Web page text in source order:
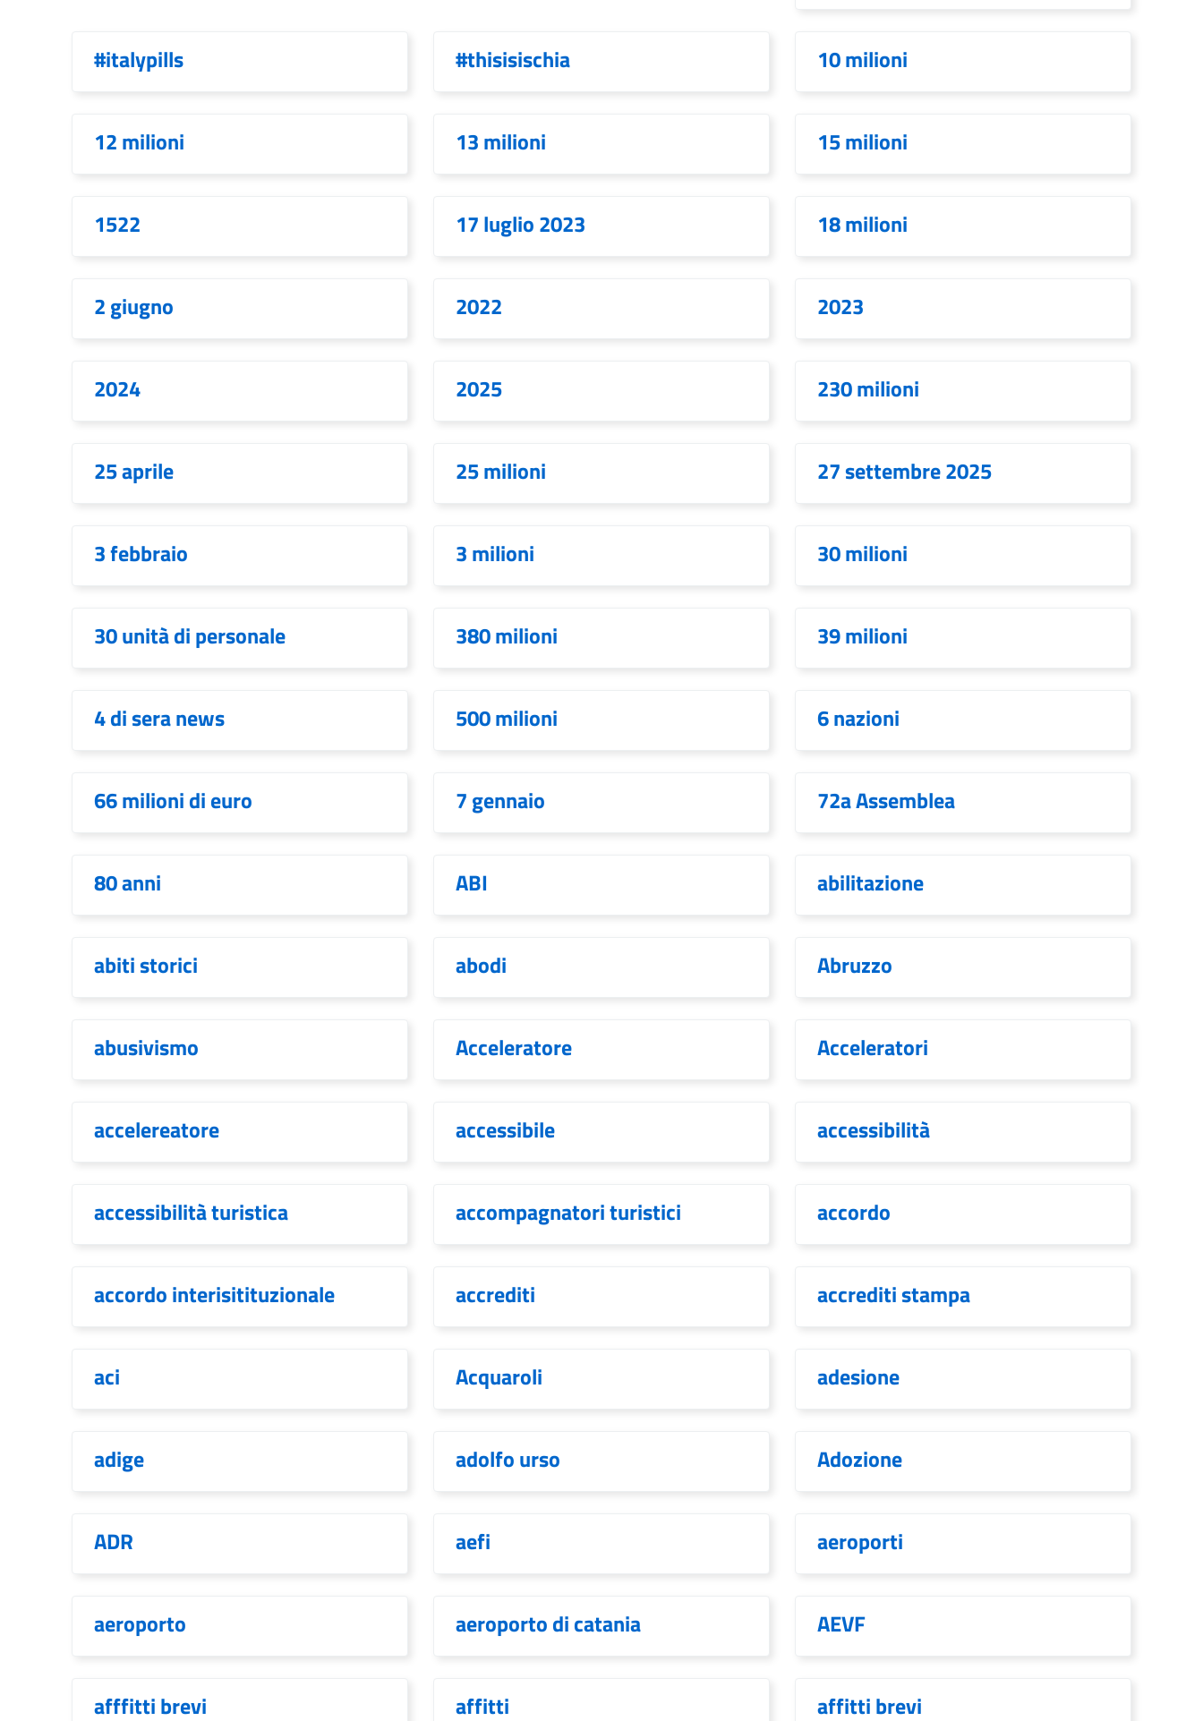
#italypills #thisisischia 10 milioni
12 milioni 13 milioni 15 milioni
1522 17 luglio 2023 18 milioni
2 giugno 2022 2023
2024 2025 230 milioni
25 aprile 25 milioni 27 settembre 2025
3 febbraio 3 milioni 30 milioni
30 unità di personale 380 milioni 39 milioni
4 di sera news 500 milioni 6 nazioni
66 milioni di euro 7 gennaio 72a Assemblea
80 anni ABI abilitazione
abiti storici abodi Abruzzo
abusivismo Acceleratore Acceleratori
accelereatore accessibile accessibilità
accessibilità turistica accompagnatori turistici accordo
accordo interisitituzionale accrediti accrediti stampa
aci Acquaroli adesione
adige adolfo urso Adozione
ADR aefi aeroporti
aeroporto aeroporto di catania AEVF
afffitti brevi affitti affitti brevi